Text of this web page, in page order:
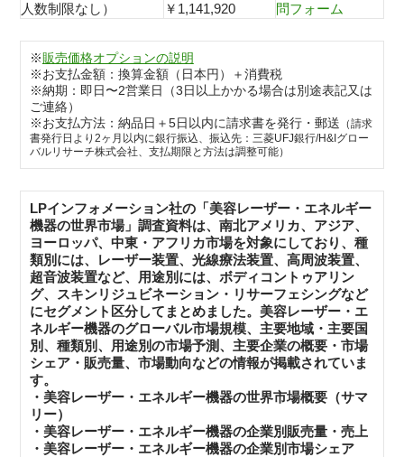
人数制限なし）
￥1,141,920
問フォーム
※販売価格オプションの説明
※お支払金額：換算金額（日本円）＋消費税
※納期：即日〜2営業日（3日以上かかる場合は別途表記又は
ご連絡）
※お支払方法：納品日＋5日以内に請求書を発行・郵送 （請求
書発行日より2ヶ月以内に銀行振込、振込先：三菱UFJ銀行/H&Iグロー
バルリサーチ株式会社、支払期限と方法は調整可能）
LPインフォメーション社の「美容レーザー・エネルギー
機器の世界市場」調査資料は、南北アメリカ、アジア、
ヨーロッパ、中東・アフリカ市場を対象にしており、種
類別には、レーザー装置、光線療法装置、高周波装置、
超音波装置など、用途別には、ボディコントゥアリン
グ、スキンリジュビネーション・リサーフェシングなど
にセグメント区分してまとめました。美容レーザー・エ
ネルギー機器のグローバル市場規模、主要地域・主要国
別、種類別、用途別の市場予測、主要企業の概要・市場
シェア・販売量、市場動向などの情報が掲載されていま
す。
・美容レーザー・エネルギー機器の世界市場概要（サマ
リー）
・美容レーザー・エネルギー機器の企業別販売量・売上
・美容レーザー・エネルギー機器の企業別市場シェア